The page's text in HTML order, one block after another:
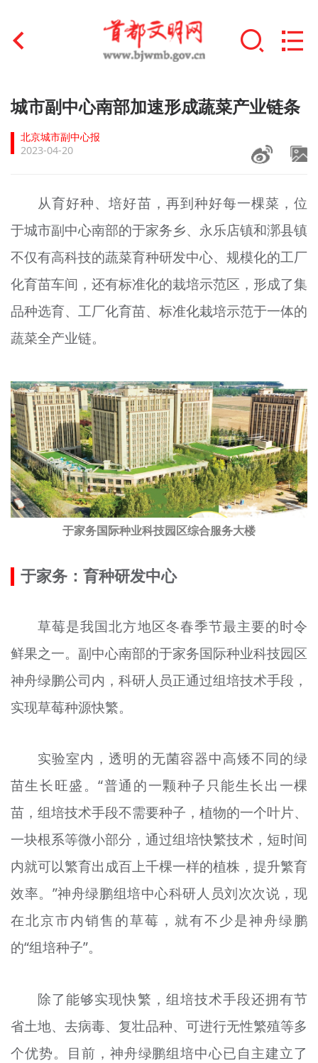
首页
文明创建
文明培育
+
未成年人思想道德建设
榜样人物
+
身边好人
文明评论
宣传思想文化人才
专题
资料库
+
城市副中心南部加速形成蔬菜产业链条
北京城市副中心报
2023-04-20
从育好种、培好苗，再到种好每一棵菜，位
于城市副中心南部的于家务乡、永乐店镇和漷县镇
不仅有高科技的蔬菜育种研发中心、规模化的工厂
化育苗车间，还有标准化的栽培示范区，形成了集
品种选育、工厂化育苗、标准化栽培示范于一体的
蔬菜全产业链。
于家务国际种业科技园区综合服务大楼
于家务：育种研发中心
草莓是我国北方地区冬春季节最主要的时令
鲜果之一。副中心南部的于家务国际种业科技园区
神舟绿鹏公司内，科研人员正通过组培技术手段，
实现草莓种源快繁。
实验室内，透明的无菌容器中高矮不同的绿
苗生长旺盛。“普通的一颗种子只能生长出一棵
苗，组培技术手段不需要种子，植物的一个叶片、
一块根系等微小部分，通过组培快繁技术，短时间
内就可以繁育出成百上千棵一样的植株，提升繁育
效率。”神舟绿鹏组培中心科研人员刘次次说，现
在北京市内销售的草莓，就有不少是神舟绿鹏
的“组培种子”。
除了能够实现快繁，组培技术手段还拥有节
省土地、去病毒、复壮品种、可进行无性繁殖等多
个优势。目前，神舟绿鹏组培中心已自主建立了